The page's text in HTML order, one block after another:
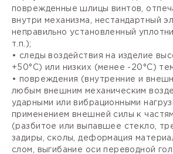
поврежденные шлицы винтов,
внутри механизма, нестандартный
неправильно установленный
т.п.);
• следы воздействия на изделие
+50°С) или низких (менее -20°С)
• повреждения (внутренние и
любым внешним механическим
ударными или вибрационными
применением внешней силы к
(разбитое или выпавшее стекло,
задиры, сколы, деформация
слом, выгибание оси переводной